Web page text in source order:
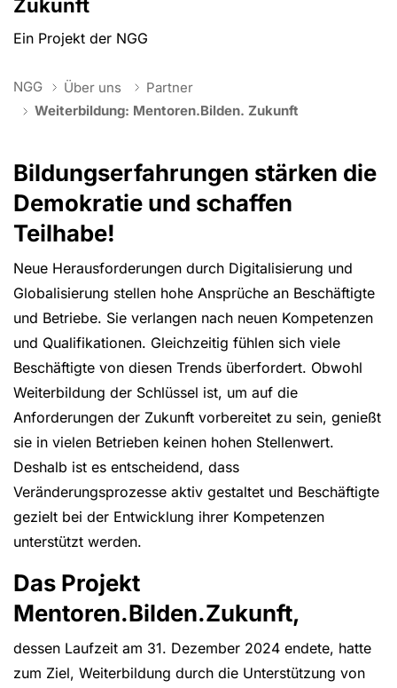
Zukunft
Ein Projekt der NGG
You are here:
NGG Über uns
Partner
Weiterbildung: Mentoren.Bilden. Zukunft
Bildungserfahrungen stärken die
Demokratie und schaffen
Teilhabe!
Neue Herausforderungen durch Digitalisierung und
Globalisierung stellen hohe Ansprüche an Beschäftigte
und Betriebe. Sie verlangen nach neuen Kompetenzen
und Qualifikationen. Gleichzeitig fühlen sich viele
Beschäftigte von diesen Trends überfordert. Obwohl
Weiterbildung der Schlüssel ist, um auf die
Anforderungen der Zukunft vorbereitet zu sein, genießt
sie in vielen Betrieben keinen hohen Stellenwert.
Deshalb ist es entscheidend, dass
Veränderungsprozesse aktiv gestaltet und Beschäftigte
gezielt bei der Entwicklung ihrer Kompetenzen
unterstützt werden.
Das Projekt
Mentoren.Bilden.Zukunft,
dessen Laufzeit am 31. Dezember 2024 endete, hatte
zum Ziel, Weiterbildung durch die Unterstützung von